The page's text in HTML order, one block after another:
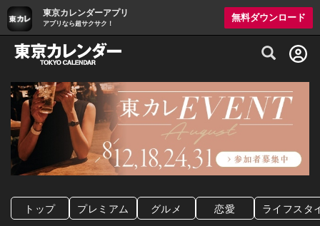
東京カレンダーアプリ
アプリなら超サクサク！
無料ダウンロード
グルメ情報・プレミアムレストラン予約
トップ プレミアム グルメ 恋愛 ライフスタ